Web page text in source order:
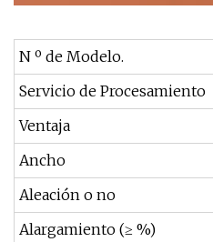
N º de Modelo.
Servicio de Procesamiento
Ventaja
Ancho
Aleación o no
Alargamiento (≥ %)